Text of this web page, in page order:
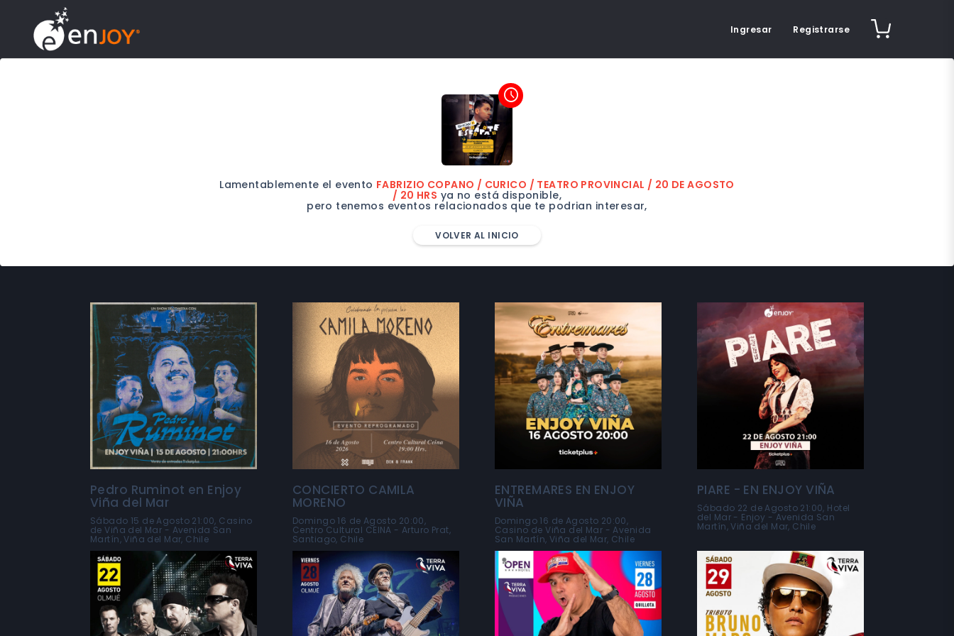
Ingresar Registrarse
access_time
Lamentablemente el evento FABRIZIO COPANO / CURICO / TEATRO PROVINCIAL / 20 DE AGOSTO
/ 20 HRS ya no está disponible,
pero tenemos eventos relacionados que te podrian interesar,
VOLVER AL INICIO
Pedro Ruminot en Enjoy
Viña del Mar
Sábado 15 de Agosto 21:00, Casino
de Viña del Mar - Avenida San
Martín, Viña del Mar, Chile
CONCIERTO CAMILA
MORENO
Domingo 16 de Agosto 20:00,
Centro Cultural CEINA - Arturo Prat,
Santiago, Chile
ENTREMARES EN ENJOY
VIÑA
Domingo 16 de Agosto 20:00,
Casino de Viña del Mar - Avenida
San Martín, Viña del Mar, Chile
PIARE - EN ENJOY VIÑA
Sábado 22 de Agosto 21:00, Hotel
del Mar - Enjoy - Avenida San
Martín, Viña del Mar, Chile